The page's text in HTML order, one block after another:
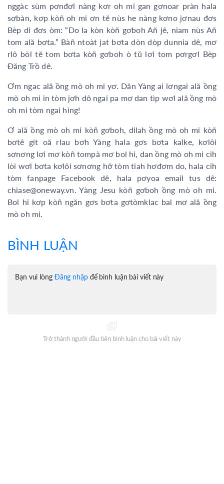
nggàc sùm pơnđơl nàng kơr oh mi gan gơnoar pràn hala
sơbàn, kơp kòñ oh mi ơn tĕ nùs he nàng kơno jơnau đơs
Bèp di đơs òm: “Do la kòn kòñ gơboh Añ jê, niam nùs Añ
tom ală bơta.” Bàñ ntoàt jat bơta dòn dòp dunnia dê, mơ
rlô bòl tĕ tom bơta kòñ gơboh ò tŭ lơi tom pơrgơl Bèp
Đăng Trồ dê.
Ơm ngac ală ồng mò oh mi yơ. Dăn Yàng ai lơngai ală ồng
mò oh mi in tòm jơh dô ngai pa mơ dan tìp wơl ală ồng mò
oh mi tòm ngai hìng!
Ơ ală ồng mò oh mi kòñ gơboh, dilah ồng mò oh mi kòñ
bơtê git oă rlau bơh Yàng hala gơs bơta kalke, kơlôi
sơnơng lơi mơ kòñ tompà mơ bol hi, dan ồng mò oh mi cih
lòi wơl bơta kơlôi sơnơng hơ̆ tòm tiah hơđơm do, hala cih
tòm fanpage Facebook dê, hala pơyoa email tus dê:
chiase@oneway.vn. Yàng Jesu kòñ gơboh ồng mò oh mi.
Bol hi kơp kòñ ngăn gơs bơta gơtòmklac bal mơ ală ồng
mò oh mi.
BÌNH LUẬN
Bạn vui lòng Đăng nhậpđể bình luận bài viết này
Trở thành người đầu tiên bình luận cho bài viết này